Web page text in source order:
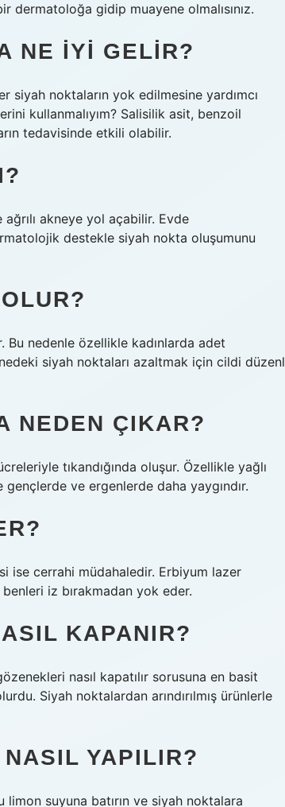
gidip muayene olmalısınız.
NE IYI GELIR?
noktaların yok edilmesine yardımcı
kullanmalıyım? Salisilik asit, benzoil
tedavisinde etkili olabilir.
akneye yol açabilir. Evde
destekle siyah nokta oluşumunu
nedenle özellikle kadınlarda adet
siyah noktaları azaltmak için cildi
NEDEN ÇIKAR?
tıkandığında oluşur. Özellikle yağlı
ve ergenlerde daha yaygındır.
ise cerrahi müdahaledir. Erbiyum lazer
iz bırakmadan yok eder.
KAPANIR?
nasıl kapatılır sorusuna en basit
Siyah noktalardan arındırılmış ürünlerle
YAPILIR?
limon suyuna batırın ve siyah noktalara